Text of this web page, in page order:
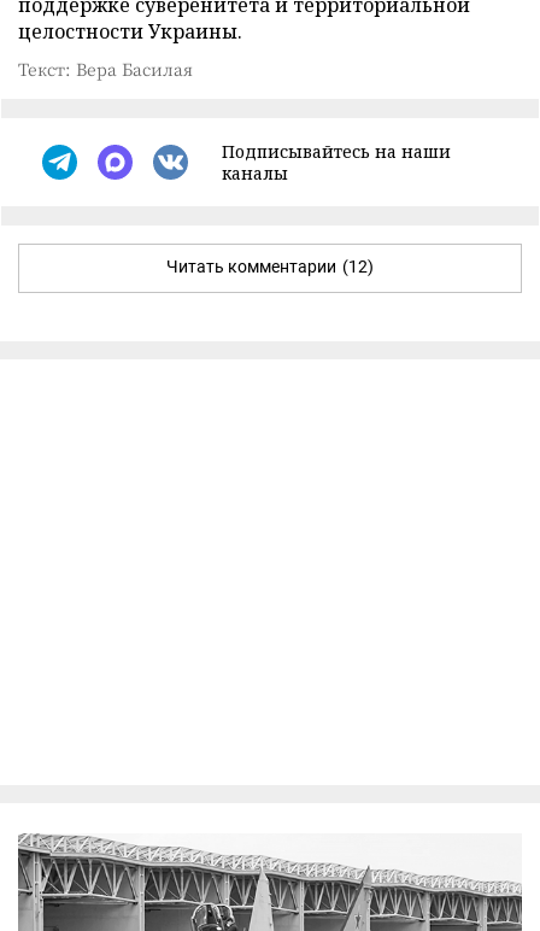
целостности Украины.
Текст: Вера Басилая
Подписывайтесь на наши
каналы
Читать комментарии (12)